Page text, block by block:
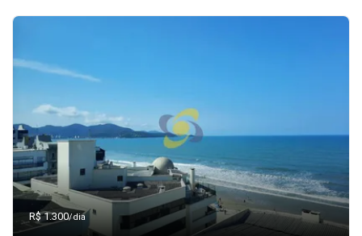
R$ 1.300/dia